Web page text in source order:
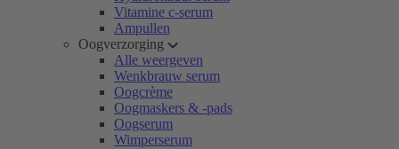
Vitamine c-serum
Ampullen
Oogverzorging
Alle weergeven
Wenkbrauw serum
Oogcrème
Oogmaskers & -pads
Oogserum
Wimperserum